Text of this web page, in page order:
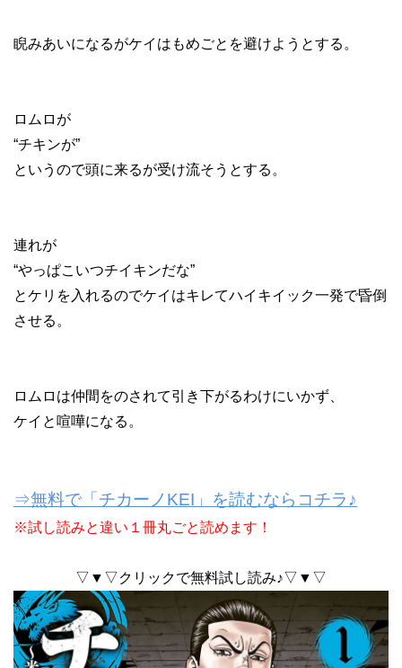
睨みあいになるがケイはもめごとを避けようとする。
ロムロが
“チキンが”
というので頭に来るが受け流そうとする。
連れが
“やっぱこいつチイキンだな”
とケリを入れるのでケイはキレてハイキイック一発で昏倒
させる。
ロムロは仲間をのされて引き下がるわけにいかず、
ケイと喧嘩になる。
⇒無料で「チカーノKEI」を読むならコチラ♪
※試し読みと違い１冊丸ごと読めます！
▽▼▽クリックで無料試し読み♪▽▼▽